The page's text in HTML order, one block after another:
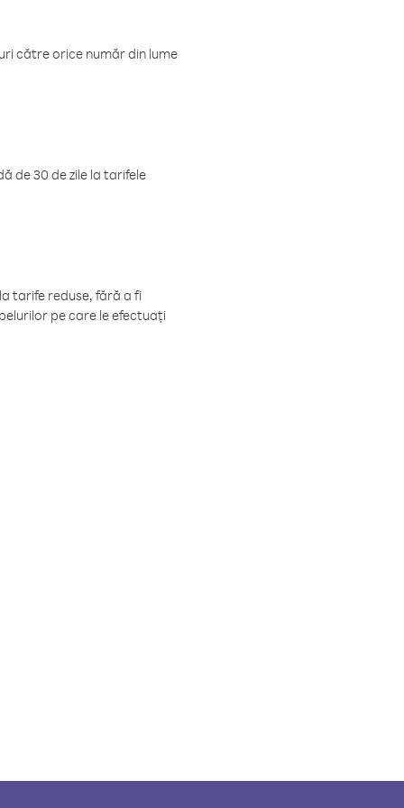
către orice număr din lume
de 30 de zile la tarifele
tarife reduse, fără a fi
pe care le efectuați